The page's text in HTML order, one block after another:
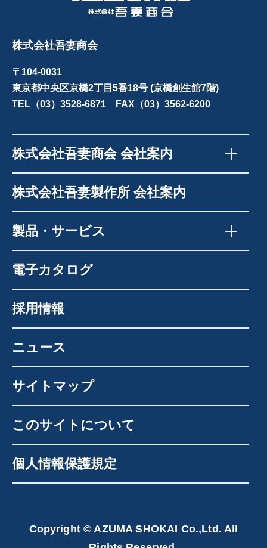
株式会社吾妻商会
〒104-0031
東京都中央区京橋2丁目5番18号 (京橋創生館7階)
TEL（03）3528-6871 FAX（03）3562-6200
株式会社吾妻商会 会社案内
株式会社吾妻製作所 会社案内
製品・サービス
電子カタログ
採用情報
ニュース
サイトマップ
このサイトについて
個人情報保護規定
Copyright © AZUMA SHOKAI Co.,Ltd. All